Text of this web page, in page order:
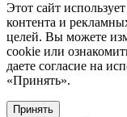
Этот сайт
контента и
целей. Вы можете
cookie или
даете согласие на
«Принять».
Принять